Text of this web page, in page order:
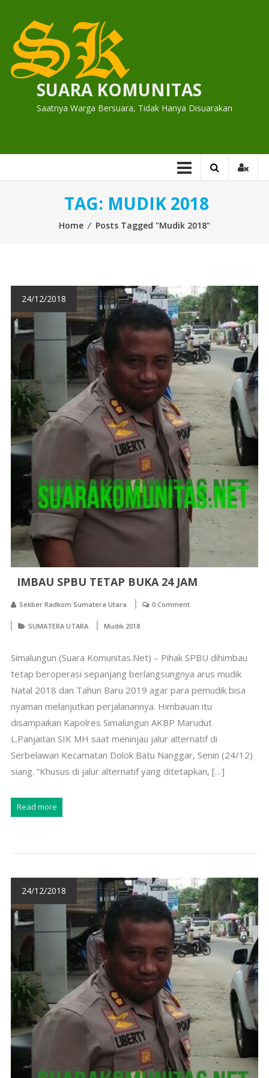
content
SUARA KOMUNITAS
Saatnya Warga Bersuara, Tidak Hanya Disuarakan
TAG: MUDIK 2018
Home ⁄ Posts Tagged "Mudik 2018"
24/12/2018
IMBAU SPBU TETAP BUKA 24 JAM
Sekber Radkom Sumatera Utara 0 Comment
SUMATERA UTARA Mudik 2018
Simalungun (Suara Komunitas.Net) – Pihak SPBU dihimbau
tetap beroperasi sepanjang berlangsungnya arus mudik
Natal 2018 dan Tahun Baru 2019 agar para pemudik bisa
nyaman melanjutkan perjalanannya. Himbauan itu
disampaikan Kapolres Simalungun AKBP Marudut
L.Panjaitan SIK MH saat meninjau jalur alternatif di
Serbelawan Kecamatan Dolok Batu Nanggar, Senin (24/12)
siang. “Khusus di jalur alternatif yang ditetapkan, […]
Read more
24/12/2018